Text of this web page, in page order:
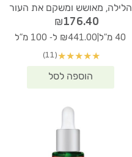
הלילה, מאושש ומשקם את העור
₪176.40
40 מ"ל ₪441.00 ל- 100 מ"ל
★
★
★
★
★
(11)